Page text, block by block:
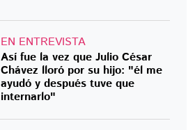
EN ENTREVISTA
Así fue la vez que Julio César
Chávez lloró por su hijo: "él me
ayudó y después tuve que
internarlo"